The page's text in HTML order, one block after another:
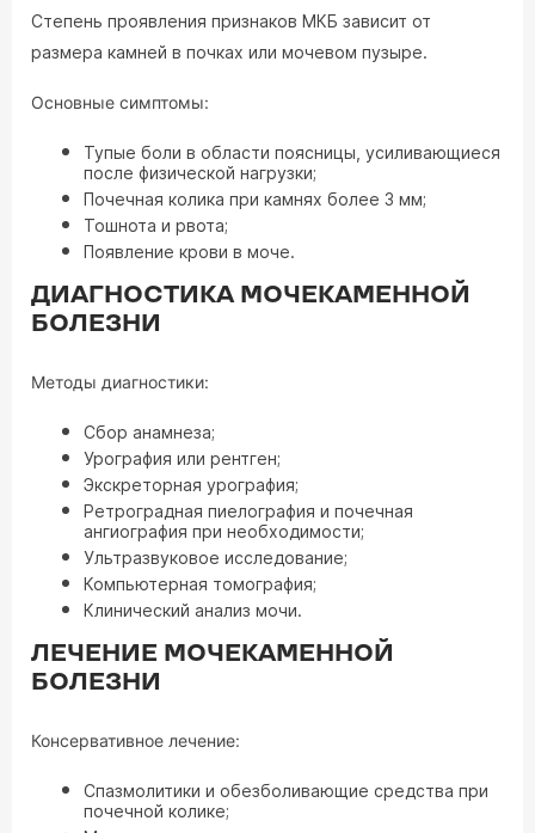
Степень проявления признаков МКБ зависит от
размера камней в почках или мочевом пузыре.
Основные симптомы:
Тупые боли в области поясницы, усиливающиеся
после физической нагрузки;
Почечная колика при камнях более 3 мм;
Тошнота и рвота;
Появление крови в моче.
ДИАГНОСТИКА МОЧЕКАМЕННОЙ
БОЛЕЗНИ
Методы диагностики:
Сбор анамнеза;
Урография или рентген;
Экскреторная урография;
Ретроградная пиелография и почечная
ангиография при необходимости;
Ультразвуковое исследование;
Компьютерная томография;
Клинический анализ мочи.
ЛЕЧЕНИЕ МОЧЕКАМЕННОЙ
БОЛЕЗНИ
Консервативное лечение:
Спазмолитики и обезболивающие средства при
почечной колике;